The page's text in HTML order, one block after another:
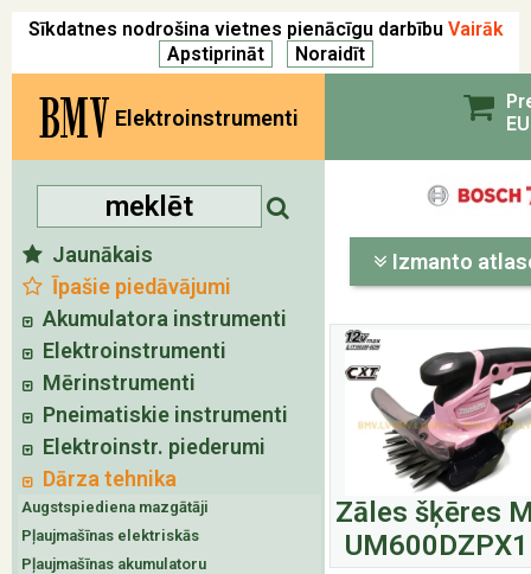
Sīkdatnes nodrošina vietnes pienācīgu darbību Vairāk
BMV Elektroinstrumenti
Jaunākais
Īpašie piedāvājumi
Akumulatora instrumenti
Elektroinstrumenti
Mērinstrumenti
Pneimatiskie instrumenti
Elektroinstr. piederumi
Dārza tehnika
Augstspiediena mazgātāji
Pļaujmašīnas elektriskās
Pļaujmašīnas akumulatoru
Izmanto
Zāles šķēres